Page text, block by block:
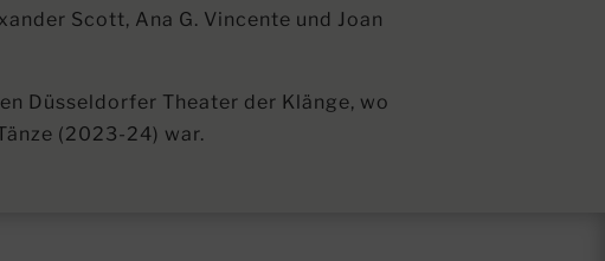
Scott, Ana G. Vincente und Joan
Düsseldorfer Theater der Klänge, wo
(2023-24) war.